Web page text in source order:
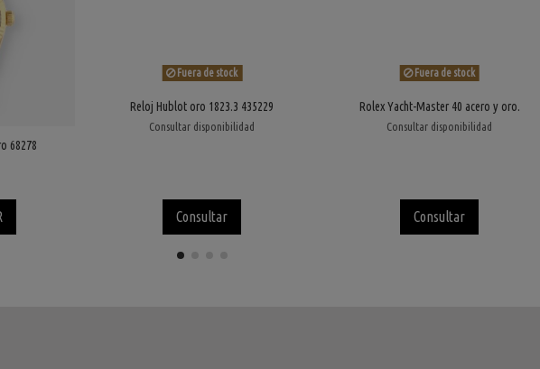
68278
Fuera de stock
Reloj Hublot oro 1823.3 435229
Consultar disponibilidad
Consultar
Fuera de stock
Rolex Yacht-Master 40 acero y oro.
Consultar disponibilidad
Consultar